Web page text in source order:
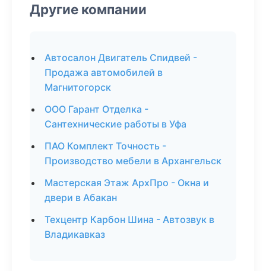
Другие компании
Автосалон Двигатель Спидвей -
Продажа автомобилей в
Магнитогорск
ООО Гарант Отделка -
Сантехнические работы в Уфа
ПАО Комплект Точность -
Производство мебели в Архангельск
Мастерская Этаж АрхПро - Окна и
двери в Абакан
Техцентр Карбон Шина - Автозвук в
Владикавказ